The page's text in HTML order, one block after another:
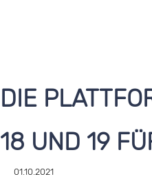
DIE
18 UND 19
01.10.2021